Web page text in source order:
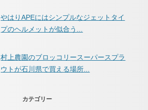
やはりAPEにはシンプルなジェットタイ
プのヘルメットが似合う...
村上農園のブロッコリースーパースプラ
ウトが石川県で買える場所...
カテゴリー